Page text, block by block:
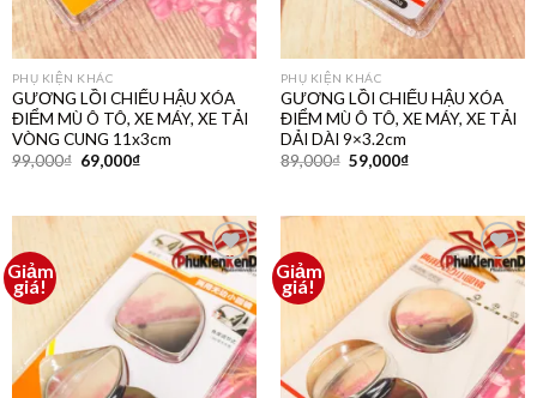
PHỤ KIỆN KHÁC
GƯƠNG LỒI CHIẾU HẬU XÓA
ĐIỂM MÙ Ô TÔ, XE MÁY, XE TẢI
VÒNG CUNG 11x3cm
99,000₫ 69,000₫
PHỤ KIỆN KHÁC
GƯƠNG LỒI CHIẾU HẬU XÓA
ĐIỂM MÙ Ô TÔ, XE MÁY, XE TẢI
DẢI DÀI 9×3.2cm
89,000₫ 59,000₫
Giảm
giá!
Thêm
vào
yêu
thích
Giảm
giá!
Thêm
vào
yêu
thích